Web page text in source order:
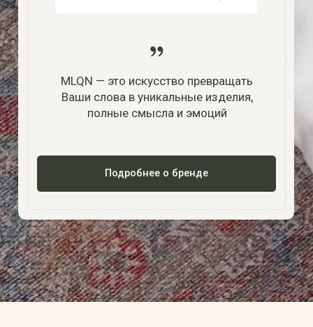
Смотреть всё
Процесс заказа
1 этап 2 этап